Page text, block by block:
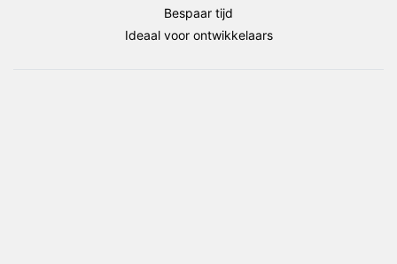
Bespaar tijd
Ideaal voor ontwikkelaars